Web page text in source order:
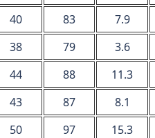
40 83 7.9
38 79 3.6
44 88 11.3
43 87 8.1
50 97 15.3